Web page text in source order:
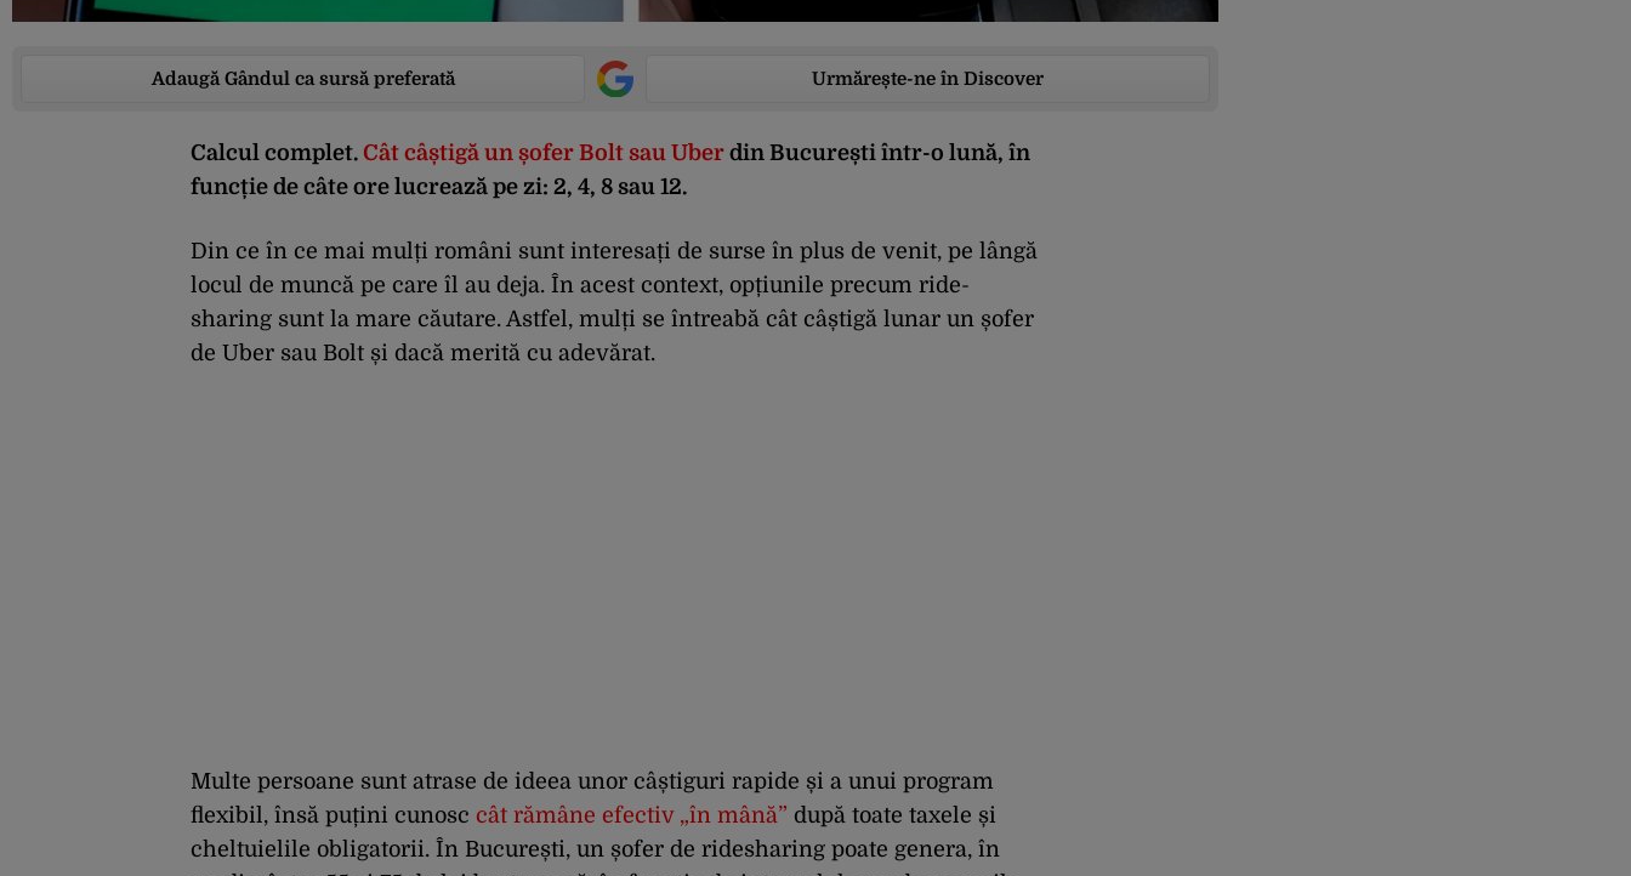
Adaugă Gândul ca sursă preferată Urmărește-ne în Discover
Calcul complet. Cât câștigă un șofer Bolt sau Uber din București într-o lună, în
funcție de câte ore lucrează pe zi: 2, 4, 8 sau 12.
Din ce în ce mai mulți români sunt interesați de surse în plus de venit, pe lângă
locul de muncă pe care îl au deja. În acest context, opțiunile precum ride-
sharing sunt la mare căutare. Astfel, mulți se întreabă cât câștigă lunar un șofer
de Uber sau Bolt și dacă merită cu adevărat.
Multe persoane sunt atrase de ideea unor câștiguri rapide și a unui program
flexibil, însă puțini cunosc cât rămâne efectiv „în mână” după toate taxele și
cheltuielile obligatorii. În București, un șofer de ridesharing poate genera, în